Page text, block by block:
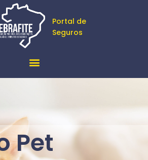
Portal de
Seguros
Pet